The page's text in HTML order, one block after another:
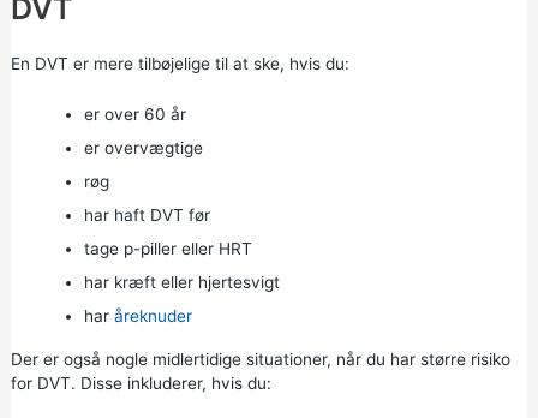
DVT
En DVT er mere tilbøjelige til at ske, hvis du:
er over 60 år
er overvægtige
røg
har haft DVT før
tage p-piller eller HRT
har kræft eller hjertesvigt
har åreknuder
Der er også nogle midlertidige situationer, når du har større risiko
for DVT. Disse inkluderer, hvis du: